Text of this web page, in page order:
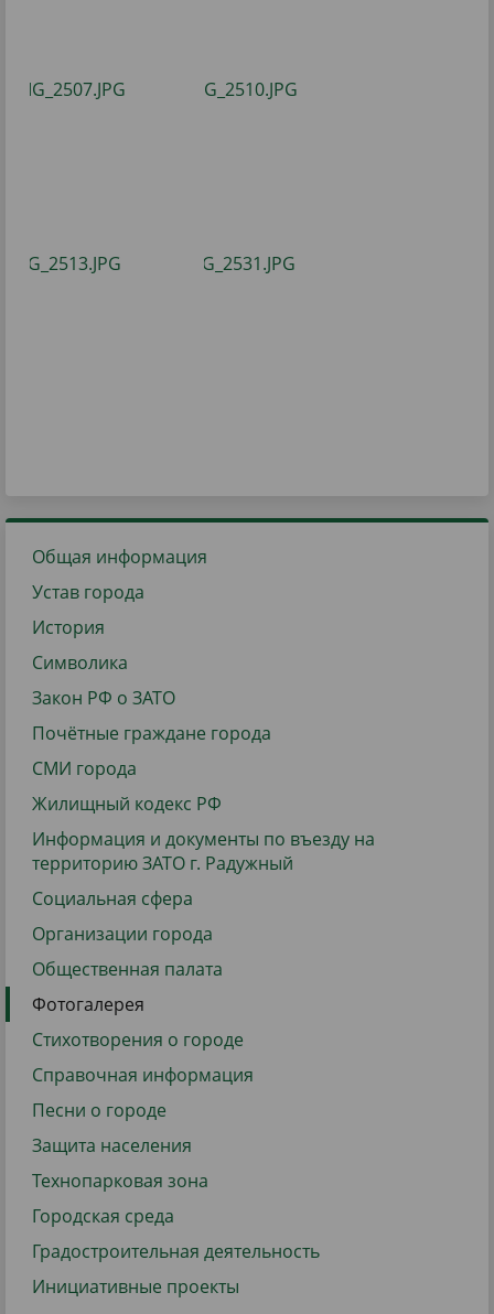
Общая информация
Устав города
История
Символика
Закон РФ о ЗАТО
Почётные граждане города
СМИ города
Жилищный кодекс РФ
Информация и документы по въезду на
территорию ЗАТО г. Радужный
Социальная сфера
Организации города
Общественная палата
Фотогалерея
Стихотворения о городе
Справочная информация
Песни о городе
Защита населения
Технопарковая зона
Городская среда
Градостроительная деятельность
Инициативные проекты